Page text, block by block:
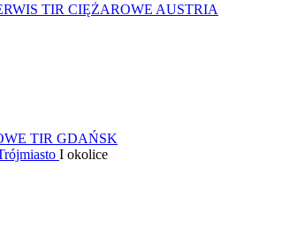
TIR CIĘŻAROWE AUSTRIA
TIR GDAŃSK
I okolice